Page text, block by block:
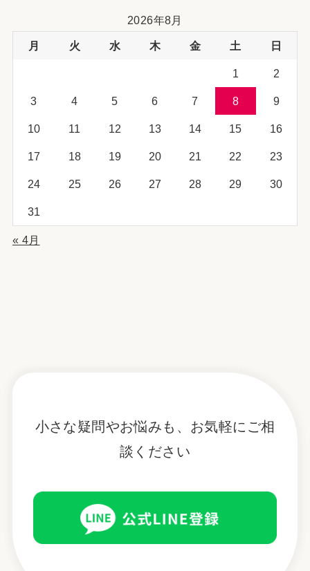
2026年8月
月 火 水 木 金 土 日
1 2
3 4 5 6 7 8 9
10 11 12 13 14 15 16
17 18 19 20 21 22 23
24 25 26 27 28 29 30
31
« 4月
小さな疑問やお悩みも、お気軽にご相
談ください